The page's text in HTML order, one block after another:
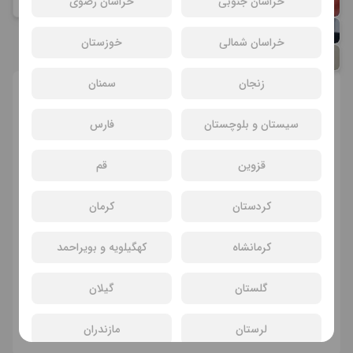
خراسان شمالی خوزستان
زنجان سمنان
سیستان و بلوچستان فارس
قزوین قم
کردستان کرمان
کرمانشاه کهگیلویه و بویراحمد
گلستان گیلان
لرستان مازندران